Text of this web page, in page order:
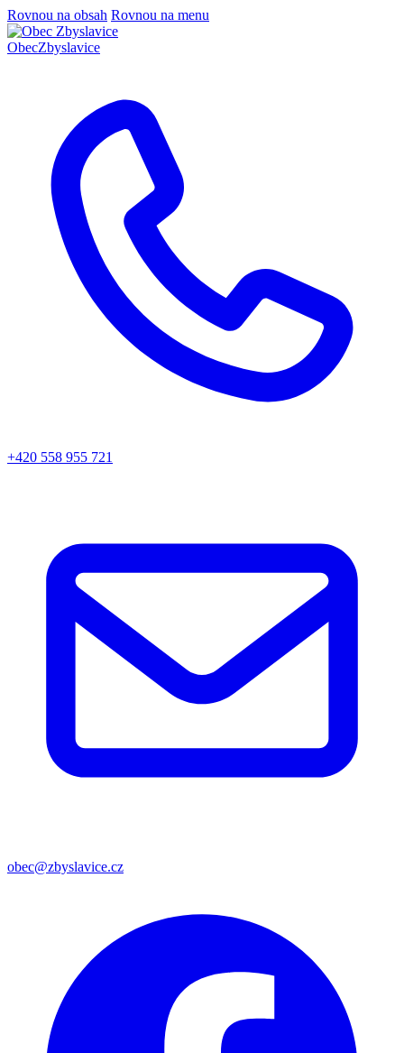
Rovnou na obsah Rovnou na menu
ObecZbyslavice
+420 558 955 721
obec@zbyslavice.cz